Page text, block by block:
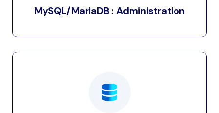
MySQL/MariaDB : Administration